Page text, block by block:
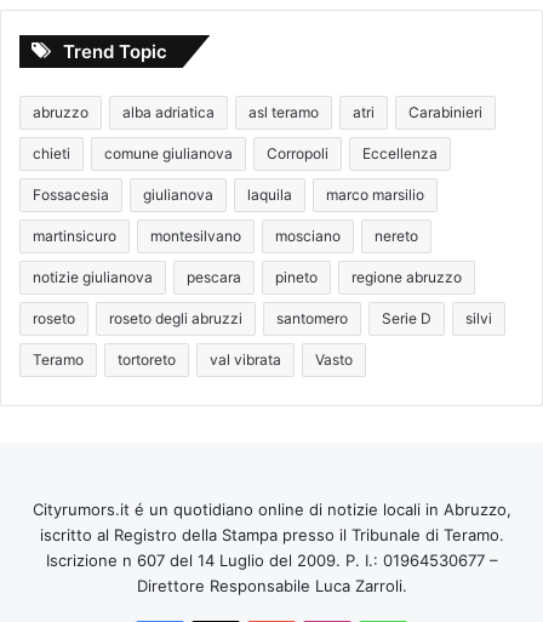
Trend Topic
abruzzo alba adriatica asl teramo atri Carabinieri
chieti comune giulianova Corropoli Eccellenza
Fossacesia giulianova laquila marco marsilio
martinsicuro montesilvano mosciano nereto
notizie giulianova pescara pineto regione abruzzo
roseto roseto degli abruzzi santomero Serie D silvi
Teramo tortoreto val vibrata Vasto
Cityrumors.it é un quotidiano online di notizie locali in Abruzzo,
iscritto al Registro della Stampa presso il Tribunale di Teramo.
Iscrizione n 607 del 14 Luglio del 2009. P. I.: 01964530677 –
Direttore Responsabile Luca Zarroli.